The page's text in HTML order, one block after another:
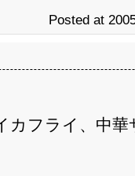
Posted at
カフライ、中